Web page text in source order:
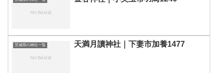
茨城県の神社一覧 天満月讀神社｜下妻市加養1477